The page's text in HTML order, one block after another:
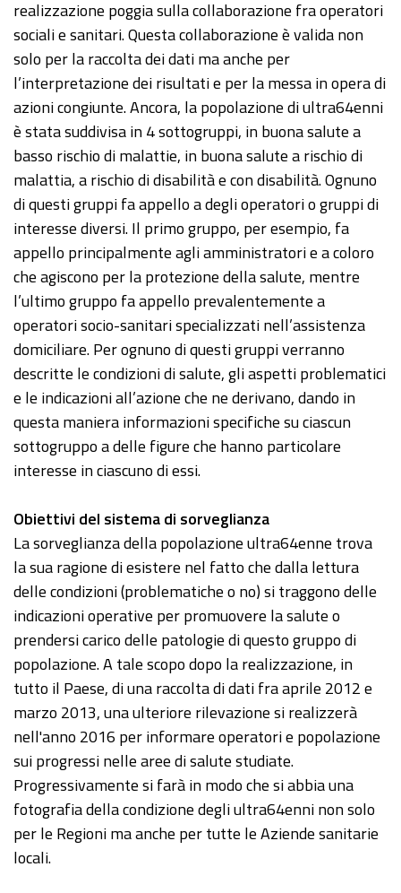
realizzazione poggia sulla collaborazione fra operatori
sociali e sanitari. Questa collaborazione è valida non
solo per la raccolta dei dati ma anche per
l’interpretazione dei risultati e per la messa in opera di
azioni congiunte. Ancora, la popolazione di ultra64enni
è stata suddivisa in 4 sottogruppi, in buona salute a
basso rischio di malattie, in buona salute a rischio di
malattia, a rischio di disabilità e con disabilità. Ognuno
di questi gruppi fa appello a degli operatori o gruppi di
interesse diversi. Il primo gruppo, per esempio, fa
appello principalmente agli amministratori e a coloro
che agiscono per la protezione della salute, mentre
l’ultimo gruppo fa appello prevalentemente a
operatori socio-sanitari specializzati nell’assistenza
domiciliare. Per ognuno di questi gruppi verranno
descritte le condizioni di salute, gli aspetti problematici
e le indicazioni all’azione che ne derivano, dando in
questa maniera informazioni specifiche su ciascun
sottogruppo a delle figure che hanno particolare
interesse in ciascuno di essi.
Obiettivi del sistema di sorveglianza
La sorveglianza della popolazione ultra64enne trova
la sua ragione di esistere nel fatto che dalla lettura
delle condizioni (problematiche o no) si traggono delle
indicazioni operative per promuovere la salute o
prendersi carico delle patologie di questo gruppo di
popolazione. A tale scopo dopo la realizzazione, in
tutto il Paese, di una raccolta di dati fra aprile 2012 e
marzo 2013, una ulteriore rilevazione si realizzerà
nell'anno 2016 per informare operatori e popolazione
sui progressi nelle aree di salute studiate.
Progressivamente si farà in modo che si abbia una
fotografia della condizione degli ultra64enni non solo
per le Regioni ma anche per tutte le Aziende sanitarie
locali.